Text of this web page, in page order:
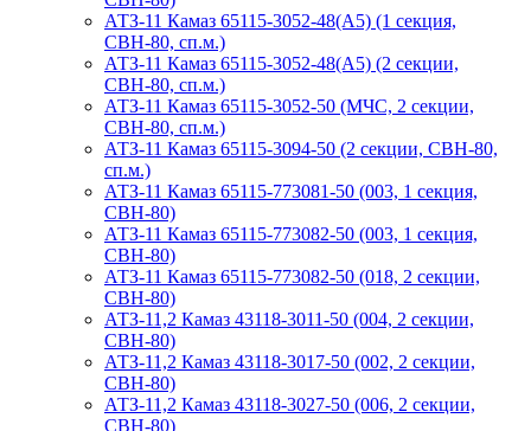
АТЗ-11 Камаз 65115-3052-48(A5) (1 секция,
СВН-80, сп.м.)
АТЗ-11 Камаз 65115-3052-48(A5) (2 секции,
СВН-80, сп.м.)
АТЗ-11 Камаз 65115-3052-50 (МЧС, 2 секции,
СВН-80, сп.м.)
АТЗ-11 Камаз 65115-3094-50 (2 секции, СВН-80,
сп.м.)
АТЗ-11 Камаз 65115-773081-50 (003, 1 секция,
СВН-80)
АТЗ-11 Камаз 65115-773082-50 (003, 1 секция,
СВН-80)
АТЗ-11 Камаз 65115-773082-50 (018, 2 секции,
СВН-80)
АТЗ-11,2 Камаз 43118-3011-50 (004, 2 секции,
СВН-80)
АТЗ-11,2 Камаз 43118-3017-50 (002, 2 секции,
СВН-80)
АТЗ-11,2 Камаз 43118-3027-50 (006, 2 секции,
СВН-80)